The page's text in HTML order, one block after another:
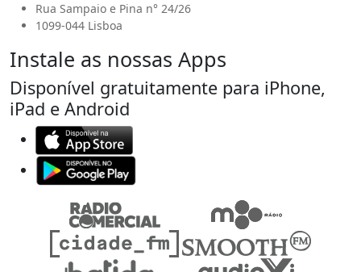
Rua Sampaio e Pina n° 24/26
1099-044 Lisboa
Instale as nossas Apps
Disponível gratuitamente para iPhone,
iPad e Android